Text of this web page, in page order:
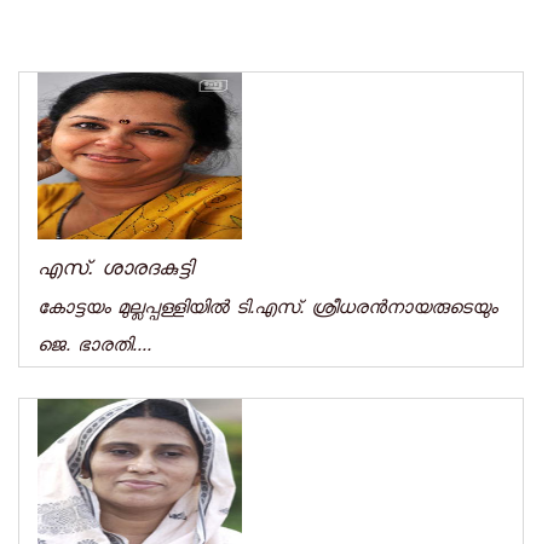
എസ്‌. ശാരദകുട്ടി
കോട്ടയം മുല്ലപ്പള്ളിയില്‍ ടി.എസ്‌. ശ്രീധരന്‍നായരുടെയും
ജെ. ഭാരതി....